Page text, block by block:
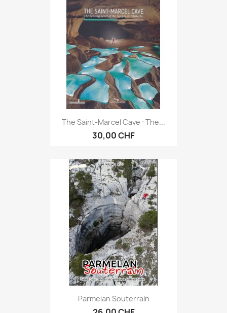
The Saint-Marcel Cave : The...
30,00 CHF
Parmelan Souterrain